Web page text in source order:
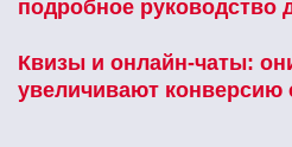
подробное руководство
Квизы и онлайн-чаты:
увеличивают конверсию